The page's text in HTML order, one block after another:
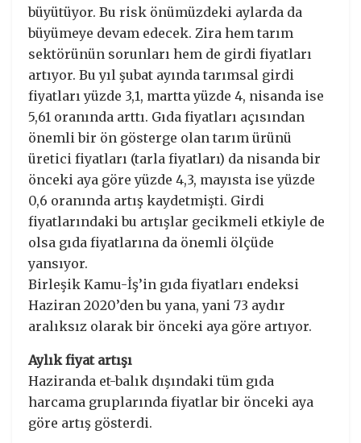
büyütüyor. Bu risk önümüzdeki aylarda da
büyümeye devam edecek. Zira hem tarım
sektörünün sorunları hem de girdi fiyatları
artıyor. Bu yıl şubat ayında tarımsal girdi
fiyatları yüzde 3,1, martta yüzde 4, nisanda ise
5,61 oranında arttı. Gıda fiyatları açısından
önemli bir ön gösterge olan tarım ürünü
üretici fiyatları (tarla fiyatları) da nisanda bir
önceki aya göre yüzde 4,3, mayısta ise yüzde
0,6 oranında artış kaydetmişti. Girdi
fiyatlarındaki bu artışlar gecikmeli etkiyle de
olsa gıda fiyatlarına da önemli ölçüde
yansıyor.
Birleşik Kamu-İş’in gıda fiyatları endeksi
Haziran 2020’den bu yana, yani 73 aydır
aralıksız olarak bir önceki aya göre artıyor.
Aylık fiyat artışı
Haziranda et-balık dışındaki tüm gıda
harcama gruplarında fiyatlar bir önceki aya
göre artış gösterdi.